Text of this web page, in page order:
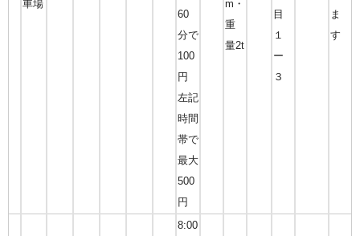
車場
60
分で
100
円
左記
時間
帯で
最大
500
円
m・
重
量2t
目
１
ー
３
ま
す
8:00